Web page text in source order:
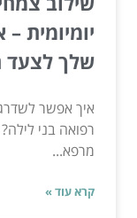
יומיומית
שלך לצעד
איך אפשר
רפואה בני
מרפא...
קרא עוד »